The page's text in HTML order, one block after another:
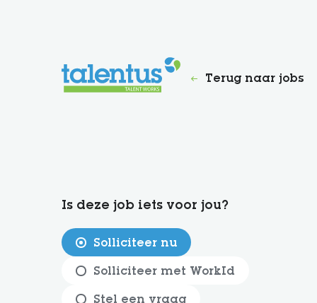
Terug naar jobs
Is deze job iets voor jou?
Solliciteer nu
Solliciteer met WorkId
Stel een vraag